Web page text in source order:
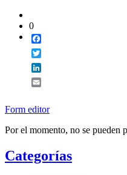
0
Form editor
Por el momento, no se pueden
Categorías